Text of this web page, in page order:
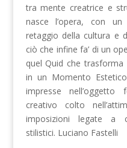
tra mente creatrice e
nasce l’opera, con un
retaggio della cultura e
ciò che infine fa’ di un
quel Quid che
in un Momento
impresse nell’oggetto
creativo colto
imposizioni legate a
stilistici. Luciano Fastelli